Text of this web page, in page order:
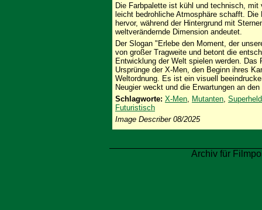
Die Farbpalette ist kühl und technisch,
leicht bedrohliche Atmosphäre schafft.
hervor, während der Hintergrund mit
weltverändernde Dimension andeutet.
Der Slogan "Erlebe den Moment, der
von großer Tragweite und betont die
Entwicklung der Welt spielen werden.
Ursprünge der X-Men, den Beginn ihres
Weltordnung. Es ist ein visuell
Neugier weckt und die Erwartungen an
Schlagworte: X-Men, Mutanten,
Futuristisch
Image Describer 08/2025
Archiv für